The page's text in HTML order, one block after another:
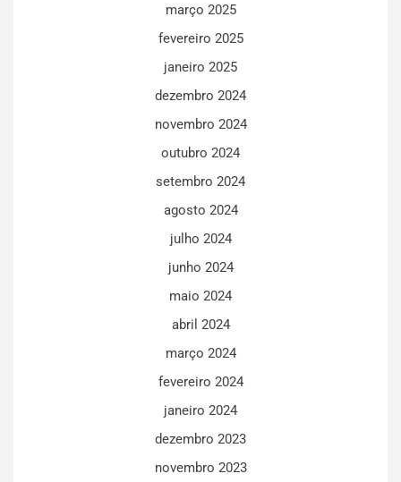
março 2025
fevereiro 2025
janeiro 2025
dezembro 2024
novembro 2024
outubro 2024
setembro 2024
agosto 2024
julho 2024
junho 2024
maio 2024
abril 2024
março 2024
fevereiro 2024
janeiro 2024
dezembro 2023
novembro 2023